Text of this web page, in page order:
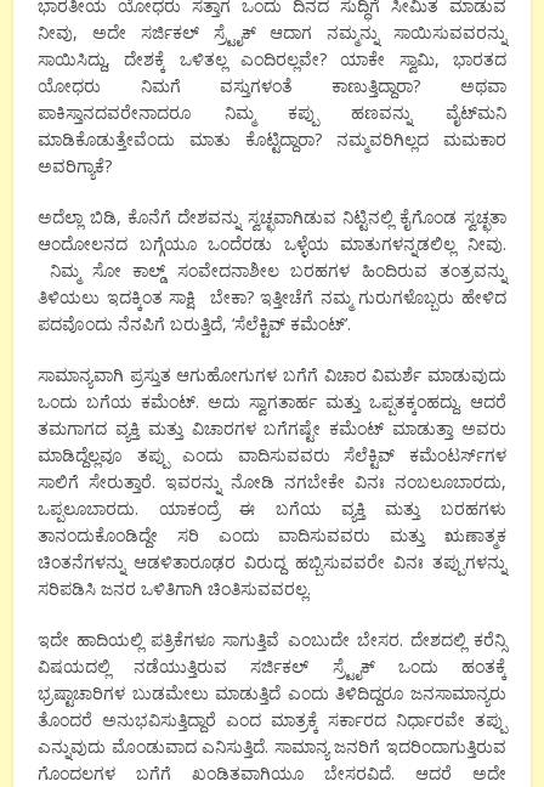
ಭಾರತೀಯ ಯೋಧರು ಸತ್ತಾಗ ಒಂದು ದಿನದ ಸುದ್ಧಿಗೆ ಸೀಮಿತ ಮಾಡುವ
ನೀವು, ಅದೇ ಸರ್ಜಿಕಲ್ ಸ್ರ್ಟೈಕ್ ಆದಾಗ ನಮ್ಮನ್ನು ಸಾಯಿಸುವವರನ್ನು
ಸಾಯಿಸಿದ್ದು, ದೇಶಕ್ಕೆ ಒಳಿತಲ್ಲ ಎಂದಿರಲ್ಲವೇ? ಯಾಕೇ ಸ್ವಾಮಿ, ಭಾರತದ
ಯೋಧರು ನಿಮಗೆ ವಸ್ತುಗಳಂತೆ ಕಾಣುತ್ತಿದ್ದಾರಾ? ಅಥವಾ
ಪಾಕಿಸ್ತಾನದವರೇನಾದರೂ ನಿಮ್ಮ ಕಪ್ಪು ಹಣವನ್ನು ವೈಟ್‍ಮನಿ
ಮಾಡಿಕೊಡುತ್ತೇವೆಂದು ಮಾತು ಕೊಟ್ಟಿದ್ದಾರಾ? ನಮ್ಮವರಿಗಿಲ್ಲದ ಮಮಕಾರ
ಅವರಿಗ್ಯಾಕೆ?
ಅದೆಲ್ಲಾ ಬಿಡಿ, ಕೊನೆಗೆ ದೇಶವನ್ನು ಸ್ವಚ್ಛವಾಗಿಡುವ ನಿಟ್ಟಿನಲ್ಲಿ ಕೈಗೊಂಡ ಸ್ವಚ್ಛತಾ
ಆಂದೋಲನದ ಬಗ್ಗೆಯೂ ಒಂದೆರಡು ಒಳ್ಳೆಯ ಮಾತುಗಳನ್ನಡಲಿಲ್ಲ ನೀವು.
ನಿಮ್ಮ ಸೋ ಕಾಲ್ಡ್ ಸಂವೇದನಾಶೀಲ ಬರಹಗಳ ಹಿಂದಿರುವ ತಂತ್ರವನ್ನು
ತಿಳಿಯಲು ಇದಕ್ಕಿಂತ ಸಾಕ್ಷಿ ಬೇಕಾ? ಇತ್ತೀಚೆಗೆ ನಮ್ಮ ಗುರುಗಳೊಬ್ಬರು ಹೇಳಿದ
ಪದವೊಂದು ನೆನಪಿಗೆ ಬರುತ್ತಿದೆ, ‘ಸೆಲೆಕ್ಟಿವ್ ಕಮೆಂಟ್’.
ಸಾಮಾನ್ಯವಾಗಿ ಪ್ರಸ್ತುತ ಆಗುಹೋಗುಗಳ ಬಗೆಗೆ ವಿಚಾರ ವಿಮರ್ಶೆ ಮಾಡುವುದು
ಒಂದು ಬಗೆಯ ಕಮೆಂಟ್. ಅದು ಸ್ವಾಗತಾರ್ಹ ಮತ್ತು ಒಪ್ಪತಕ್ಕಂಹದ್ದು. ಆದರೆ
ತಮಗಾಗದ ವ್ಯಕ್ತಿ ಮತ್ತು ವಿಚಾರಗಳ ಬಗೆಗಷ್ಟೇ ಕಮೆಂಟ್ ಮಾಡುತ್ತಾ ಅವರು
ಮಾಡಿದ್ದೆಲ್ಲವೂ ತಪ್ಪು ಎಂದು ವಾದಿಸುವವರು ಸೆಲೆಕ್ಟಿವ್ ಕಮೆಂಟರ್ಸ್‍ಗಳ
ಸಾಲಿಗೆ ಸೇರುತ್ತಾರೆ. ಇವರನ್ನು ನೋಡಿ ನಗಬೇಕೇ ವಿನಃ ನಂಬಲೂಬಾರದು,
ಒಪ್ಪಲೂಬಾರದು. ಯಾಕಂದ್ರೆ ಈ ಬಗೆಯ ವ್ಯಕ್ತಿ ಮತ್ತು ಬರಹಗಳು
ತಾನಂದುಕೊಂಡಿದ್ದೇ ಸರಿ ಎಂದು ವಾದಿಸುವವರು ಮತ್ತು ಋಣಾತ್ಮಕ
ಚಿಂತನೆಗಳನ್ನು ಆಡಳಿತಾರೂಢರ ವಿರುದ್ದ ಹಬ್ಬಿಸುವವರೇ ವಿನಃ ತಪ್ಪುಗಳನ್ನು
ಸರಿಪಡಿಸಿ ಜನರ ಒಳಿತಿಗಾಗಿ ಚಿಂತಿಸುವವರಲ್ಲ.
ಇದೇ ಹಾದಿಯಲ್ಲಿ ಪತ್ರಿಕೆಗಳೂ ಸಾಗುತ್ತಿವೆ ಎಂಬುದೇ ಬೇಸರ. ದೇಶದಲ್ಲಿ ಕರೆನ್ಸಿ
ವಿಷಯದಲ್ಲಿ ನಡೆಯುತ್ತಿರುವ ಸರ್ಜಿಕಲ್ ಸ್ರ್ಟೈಕ್ ಒಂದು ಹಂತಕ್ಕೆ
ಭ್ರಷ್ಟಾಚಾರಿಗಳ ಬುಡಮೇಲು ಮಾಡುತ್ತಿದೆ ಎಂದು ತಿಳಿದಿದ್ದರೂ ಜನಸಾಮಾನ್ಯರು
ತೊಂದರೆ ಅನುಭವಿಸುತ್ತಿದ್ದಾರೆ ಎಂದ ಮಾತ್ರಕ್ಕೆ ಸರ್ಕಾರದ ನಿರ್ಧಾರವೇ ತಪ್ಪು
ಎನ್ನುವುದು ಮೊಂಡುವಾದ ಎನಿಸುತ್ತಿದೆ. ಸಾಮಾನ್ಯ ಜನರಿಗೆ ಇದರಿಂದಾಗುತ್ತಿರುವ
ಗೊಂದಲಗಳ ಬಗೆಗೆ ಖಂಡಿತವಾಗಿಯೂ ಬೇಸರವಿದೆ. ಆದರೆ ಅದೇ